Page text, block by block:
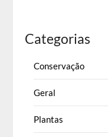
Categorias
Conservação
Geral
Plantas